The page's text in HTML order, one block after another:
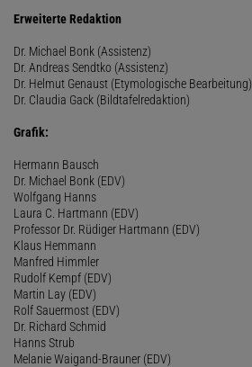
Erweiterte Redaktion
Dr. Michael Bonk (Assistenz)
Dr. Andreas Sendtko (Assistenz)
Dr. Helmut Genaust (Etymologische Bearbeitung)
Dr. Claudia Gack (Bildtafelredaktion)
Grafik:
Hermann Bausch
Dr. Michael Bonk (EDV)
Wolfgang Hanns
Laura C. Hartmann (EDV)
Professor Dr. Rüdiger Hartmann (EDV)
Klaus Hemmann
Manfred Himmler
Rudolf Kempf (EDV)
Martin Lay (EDV)
Rolf Sauermost (EDV)
Dr. Richard Schmid
Hanns Strub
Melanie Waigand-Brauner (EDV)